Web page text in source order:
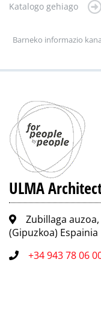
Katalogo gehiago
Barneko informazio
ULMA
Zubillaga
(Gipuzkoa) Espainia
+34 943 78 06